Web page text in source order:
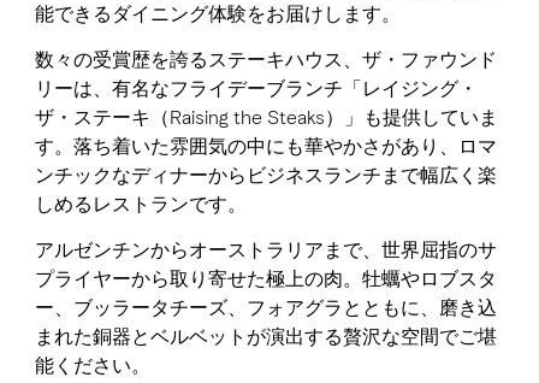
能できるダイニング体験をお届けします。
数々の受賞歴を誇るステーキハウス、ザ・ファウンド
リーは、有名なフライデーブランチ「レイジング・
ザ・ステーキ（Raising the Steaks）」も提供していま
す。落ち着いた雰囲気の中にも華やかさがあり、ロマ
ンチックなディナーからビジネスランチまで幅広く楽
しめるレストランです。
アルゼンチンからオーストラリアまで、世界屈指のサ
プライヤーから取り寄せた極上の肉。牡蠣やロブスタ
ー、ブッラータチーズ、フォアグラとともに、磨き込
まれた銅器とベルベットが演出する贅沢な空間でご堪
能ください。